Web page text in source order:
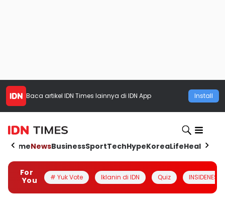
Baca artikel IDN Times lainnya di IDN App Install
HomeNewsBusinessSportTechHypeKoreaLifeHealth
For
You
# Yuk Vote Iklanin di IDN Quiz INSIDENESIA